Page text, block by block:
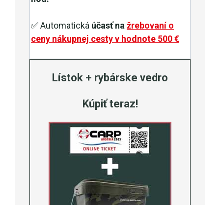
✅ Automatická účasť na žrebovaní o
ceny nákupnej cesty v hodnote 500 €
Lístok + rybárske vedro
Kúpiť teraz!